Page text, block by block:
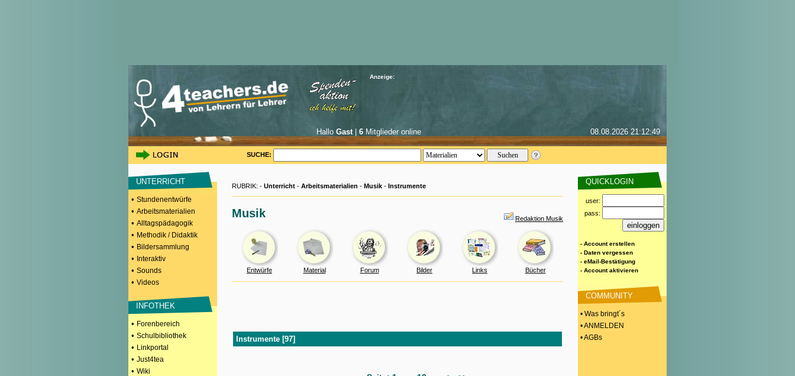
Anzeige:
Hallo Gast| 6Mitglieder online 08.08.2026 21:12:49
SUCHE:
UNTERRICHT
• Stundenentwürfe
• Arbeitsmaterialien
• Alltagspädagogik
• Methodik / Didaktik
• Bildersammlung
• Interaktiv
• Sounds
• Videos
INFOTHEK
• Forenbereich
• Schulbibliothek
• Linkportal
• Just4tea
• Wiki
RUBRIK: - Unterricht - Arbeitsmaterialien - Musik - Instrumente
Musik Redaktion Musik
Entwürfe Material Forum Bilder Links Bücher
Instrumente [97]
QUICKLOGIN
user:
pass:
- Account erstellen
- Daten vergessen
- eMail-Bestätigung
- Account aktivieren
COMMUNITY
• Was bringt´s
• ANMELDEN
• AGBs